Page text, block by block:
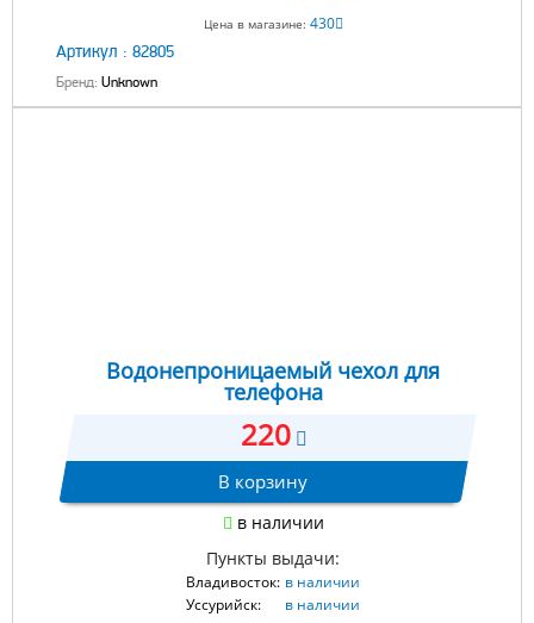
Цена в магазине: 430
Артикул : 82805
Бренд: Unknown
Водонепроницаемый чехол для
телефона
220
В корзину
в наличии
Пункты выдачи:
Владивосток: в наличии
Уссурийск:
в наличии